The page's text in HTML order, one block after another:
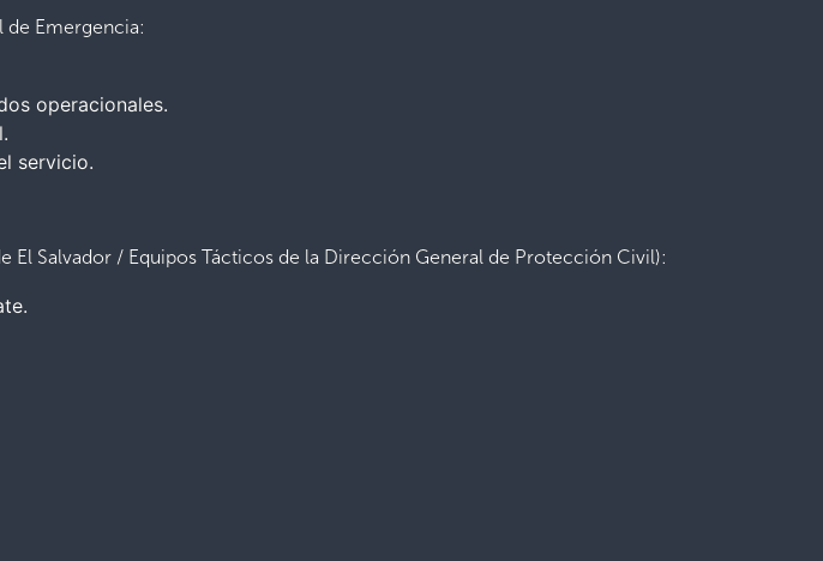
de Emergencia:
operacionales.
servicio.
Salvador / Equipos Tácticos de la Dirección General de Protección Civil):